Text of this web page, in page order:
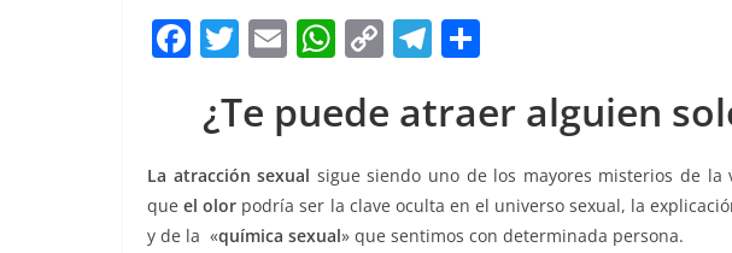
F
a
c
b
o
T
w
itt
E
m
ai
W
h
at
A
p
C
o
p
Li
n
T
el
e
a
m
ar
¿Te puede atraer alguien
La atracción sexual sigue siendo uno de los mayores misterios de la
queel olor podría ser la clave oculta en el universo sexual, la
y de la «química sexual» que sentimos con determinada persona.